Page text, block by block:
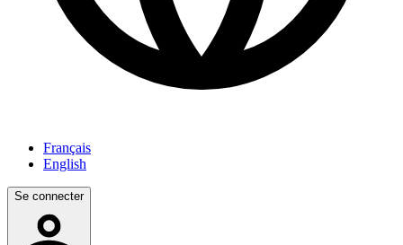
Français
English
Se connecter